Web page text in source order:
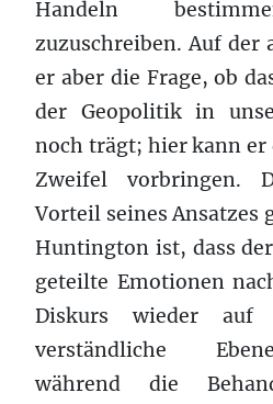
Handeln
zuzuschreiben. Auf der
er aber die Frage, ob
der Geopolitik in
noch trägt; hier kann er
Zweifel vorbringen.
Vorteil seines Ansatzes
Huntington ist, dass
geteilte Emotionen
Diskurs wieder auf
verständliche
während die